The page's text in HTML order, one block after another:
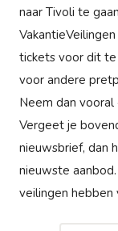
naar Tivoli te
tickets voor dit
voor andere
Neem dan vooral
Vergeet je
nieuwsbrief, dan
nieuwste
veilingen hebben